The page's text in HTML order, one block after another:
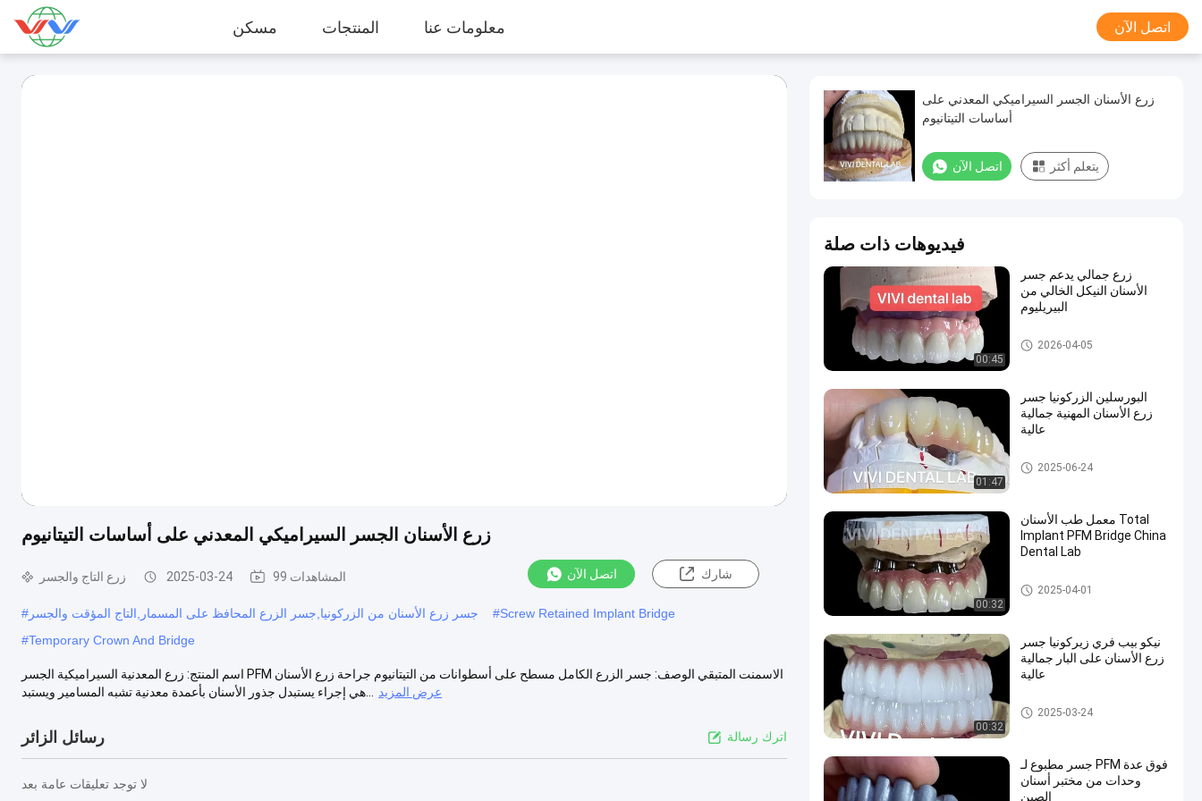
مسكن المنتجات معلومات عنا اتصل الآن
زرع الأسنان الجسر السيراميكي المعدني على أساسات التيتانيوم
زرع التاج والجسر 2025-03-24 99 المشاهدات اتصل الآن شارك
# جسر زرع الأسنان من الزركونيا,جسر الزرع المحافظ على المسمار,التاج المؤقت والجسر #Screw Retained Implant Bridge
#Temporary Crown And Bridge
اسم المنتج: زرع المعدنية السيراميكية الجسر PFM الاسمنت المتبقي الوصف: جسر الزرع الكامل مسطح على أسطوانات من التيتانيوم جراحة زرع الأسنان
عرض المزيد
رسائل الزائر اترك رسالة
لا توجد تعليقات عامة بعد
زرع الأسنان الجسر السيراميكي المعدني على
أساسات التيتانيوم
اتصل الآن يتعلم أكثر
فيديوهات ذات صلة
00:45
زرع جمالي يدعم جسر
الأسنان النيكل الخالي من
البيريليوم
زرع التاج والجسر
2026-04-05
01:47
البورسلين الزركونيا جسر
زرع الأسنان المهنية جمالية
عالية
زرع التاج والجسر
2025-06-24
00:32
معمل طب الأسنان Total
Implant PFM Bridge China
Dental Lab
زرع التاج والجسر
2025-04-01
00:32
نيكو بيب فري زيركونيا جسر
زرع الأسنان على البار جمالية
عالية
زرع التاج والجسر
2025-03-24
جسر مطبوع لـ PFM فوق عدة
وحدات من مختبر أسنان
الصين